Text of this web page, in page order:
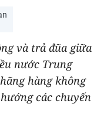
và trả đũa giữa
nước Trung
hàng không
các chuyến